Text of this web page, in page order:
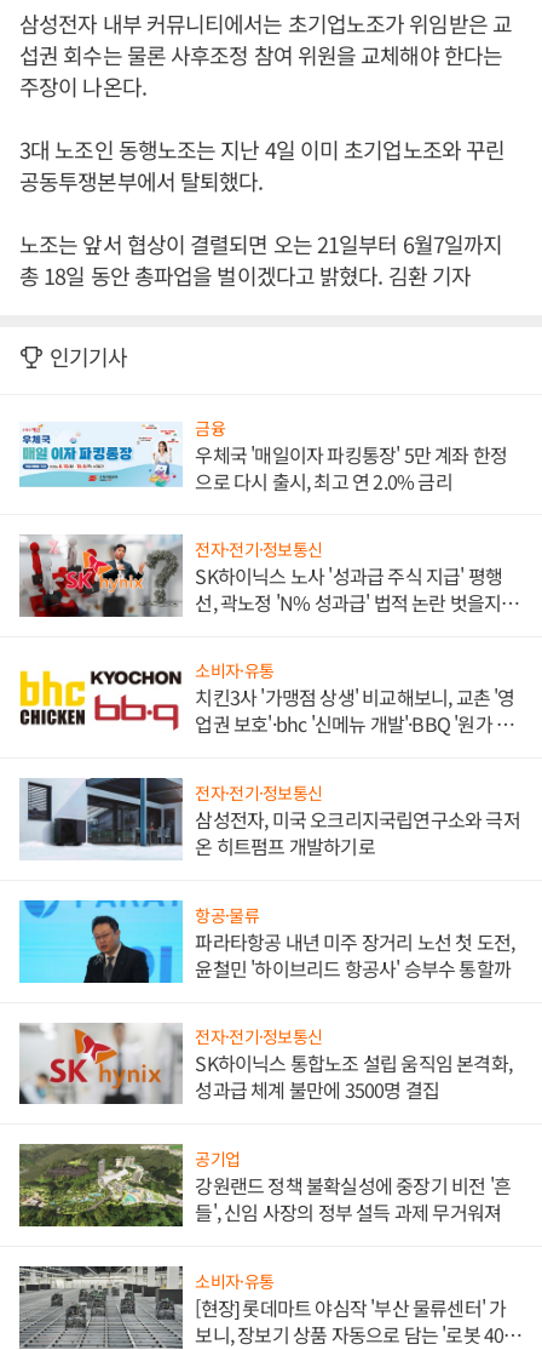
삼성전자 내부 커뮤니티에서는 초기업노조가 위임받은 교
섭권 회수는 물론 사후조정 참여 위원을 교체해야 한다는
주장이 나온다.
3대 노조인 동행노조는 지난 4일 이미 초기업노조와 꾸린
공동투쟁본부에서 탈퇴했다.
노조는 앞서 협상이 결렬되면 오는 21일부터 6월7일까지
총 18일 동안 총파업을 벌이겠다고 밝혔다. 김환 기자
인기기사
금융
우체국 '매일이자 파킹통장' 5만 계좌 한정
으로 다시 출시, 최고 연 2.0% 금리
전자·전기·정보통신
SK하이닉스 노사 '성과급 주식 지급' 평행
선, 곽노정 'N% 성과급' 법적 논란 벗을지 주
소비자·유통
치킨3사 '가맹점 상생' 비교해보니, 교촌 '영
업권 보호'·bhc '신메뉴 개발'·BBQ '원가 부
전자·전기·정보통신
삼성전자, 미국 오크리지국립연구소와 극저
온 히트펌프 개발하기로
항공·물류
파라타항공 내년 미주 장거리 노선 첫 도전,
윤철민 '하이브리드 항공사' 승부수 통할까
전자·전기·정보통신
SK하이닉스 통합노조 설립 움직임 본격화,
성과급 체계 불만에 3500명 결집
공기업
강원랜드 정책 불확실성에 중장기 비전 '흔
들', 신임 사장의 정부 설득 과제 무거워져
소비자·유통
[현장] 롯데마트 야심작 '부산 물류센터' 가
보니, 장보기 상품 자동으로 담는 '로봇 400